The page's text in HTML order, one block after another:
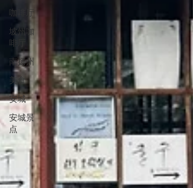
咖啡厅
坡州咖
啡厅
南扬州
美食
安城
安城景
点